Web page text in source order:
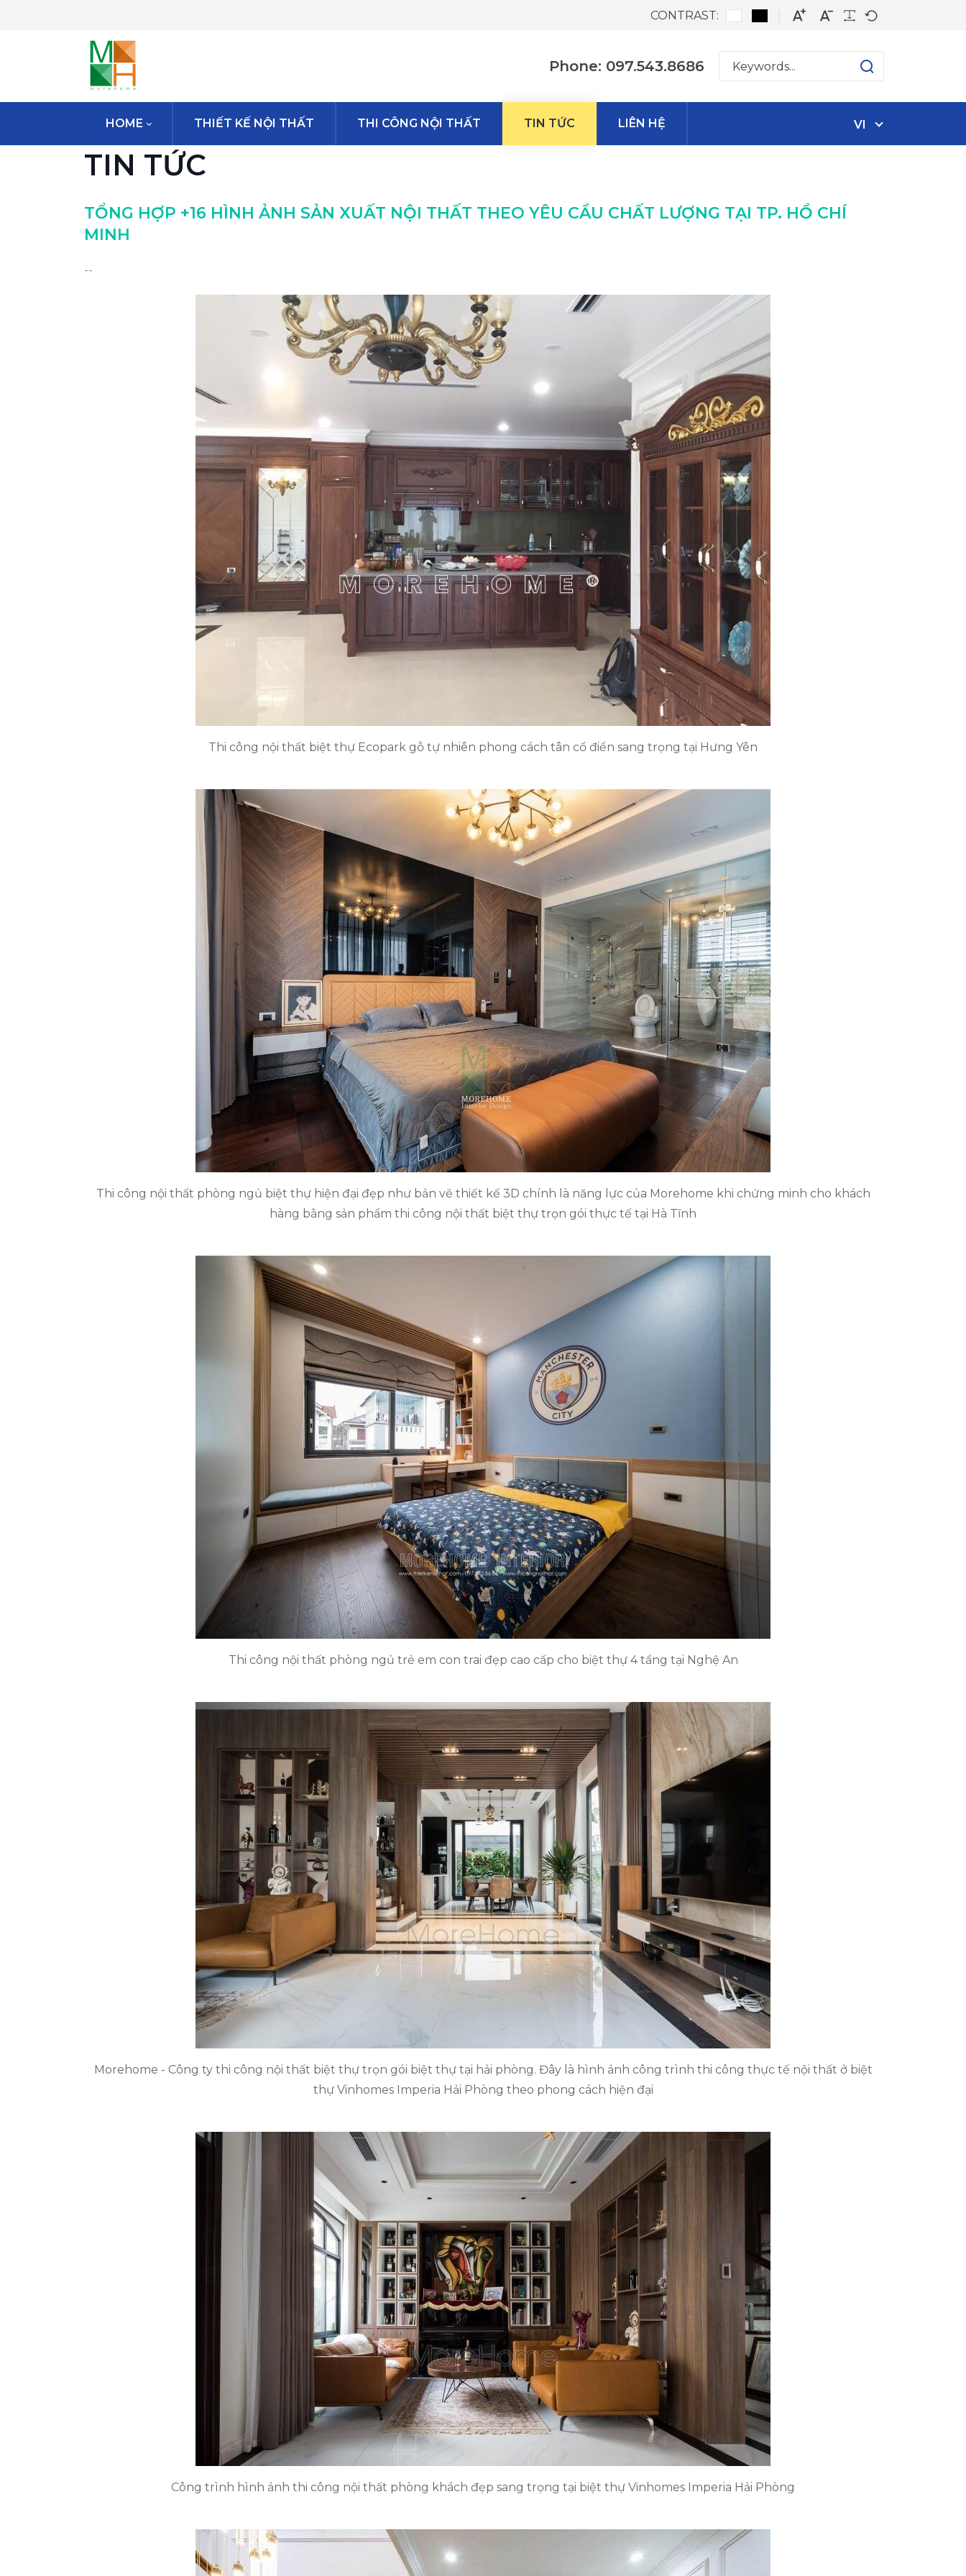
CONTRAST:
Phone: 097.543.8686
HOME THIẾT KẾ NỘI THẤT THI CÔNG NỘI THẤT TIN TỨC LIÊN HỆ VI
TIN TỨC
TỔNG HỢP +16 HÌNH ẢNH SẢN XUẤT NỘI THẤT THEO YÊU CẦU CHẤT LƯỢNG TẠI TP. HỒ CHÍ
MINH
--
Thi công nội thất biệt thự Ecopark gỗ tự nhiên phong cách tân cổ điển sang trọng tại Hưng Yên
Thi công nội thất phòng ngủ biệt thự hiện đại đẹp như bản vẽ thiết kế 3D chính là năng lực của Morehome khi chứng minh cho khách
hàng bằng sản phẩm thi công nội thất biệt thự trọn gói thực tế tại Hà Tĩnh
Thi công nội thất phòng ngủ trẻ em con trai đẹp cao cấp cho biệt thự 4 tầng tại Nghệ An
Morehome - Công ty thi công nội thất biệt thự trọn gói biệt thự tại hải phòng. Đây là hình ảnh công trình thi công thực tế nội thất ở biệt
thự Vinhomes Imperia Hải Phòng theo phong cách hiện đại
Công trình hình ảnh thi công nội thất phòng khách đẹp sang trọng tại biệt thự Vinhomes Imperia Hải Phòng